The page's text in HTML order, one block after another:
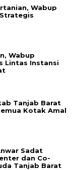
Wabup
Wabup
Lintas Instansi
Tanjab Barat
Kotak Amal
Sadat
dan Co-
Tanjab Barat